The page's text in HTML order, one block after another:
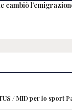
cambiò
/ MID per lo sport